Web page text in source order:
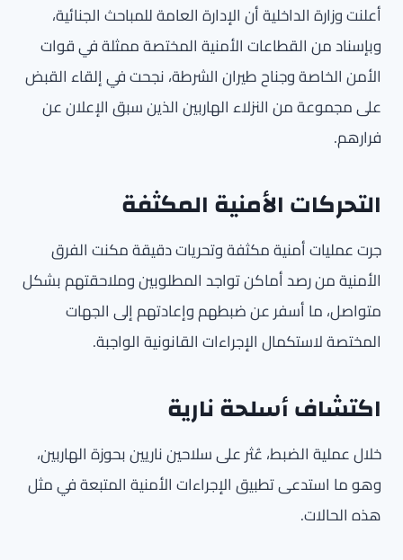
أعلنت وزارة الداخلية أن الإدارة العامة للمباحث الجنائية،
وبإسناد من القطاعات الأمنية المختصة ممثلة في قوات
الأمن الخاصة وجناح طيران الشرطة، نجحت في إلقاء القبض
على مجموعة من النزلاء الهاربين الذين سبق الإعلان عن
فرارهم.
التحركات الأمنية المكثفة
جرت عمليات أمنية مكثفة وتحريات دقيقة مكنت الفرق
الأمنية من رصد أماكن تواجد المطلوبين وملاحقتهم بشكل
متواصل، ما أسفر عن ضبطهم وإعادتهم إلى الجهات
المختصة لاستكمال الإجراءات القانونية الواجبة.
اكتشاف أسلحة نارية
خلال عملية الضبط، عُثر على سلاحين ناريين بحوزة الهاربين،
وهو ما استدعى تطبيق الإجراءات الأمنية المتبعة في مثل
هذه الحالات.